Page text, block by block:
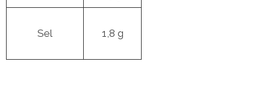
Sel 1,8 g